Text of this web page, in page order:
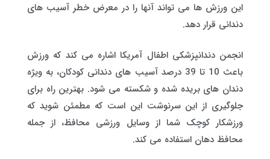
این ورزش ها می تواند آنها را در معرض خطر آسیب های
دندانی قرار دهد.
انجمن دندانپزشکی اطفال آمریکا اشاره می کند که ورزش
باعث 10 تا 39 درصد آسیب های دندانی کودکان، به ویژه
دندان های بریده شده و شکسته می شود. بهترین راه برای
جلوگیری از این سرنوشت این است که مطمئن شوید که
ورزشکار کوچک شما از وسایل ورزشی محافظ، از جمله
محافظ دهان استفاده می کند.